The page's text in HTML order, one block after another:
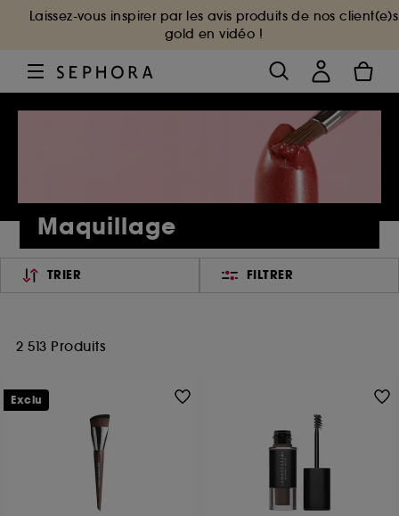
Laissez-vous inspirer par les avis produits de nos client(e)s
gold en vidéo !
Maquillage
TRIER FILTRER
2 513 Produits
Exclu